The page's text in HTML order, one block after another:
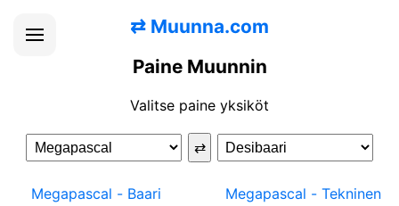
⇄ Muunna.com
Paine Muunnin
Valitse paine yksiköt
⇄
Megapascal - Baari
Megapascal - Tekninen